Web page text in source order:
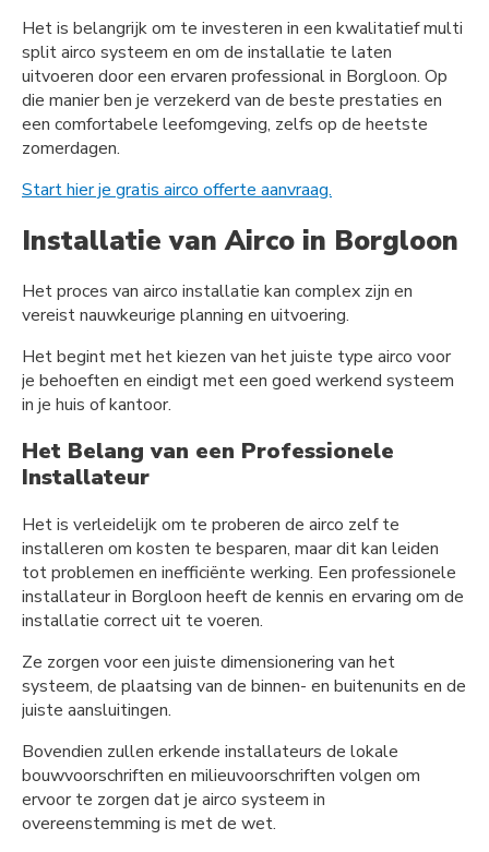
Het is belangrijk om te investeren in een kwalitatief multi
split airco systeem en om de installatie te laten
uitvoeren door een ervaren professional in Borgloon. Op
die manier ben je verzekerd van de beste prestaties en
een comfortabele leefomgeving, zelfs op de heetste
zomerdagen.
Start hier je gratis airco offerte aanvraag.
Installatie van Airco in Borgloon
Het proces van airco installatie kan complex zijn en
vereist nauwkeurige planning en uitvoering.
Het begint met het kiezen van het juiste type airco voor
je behoeften en eindigt met een goed werkend systeem
in je huis of kantoor.
Het Belang van een Professionele
Installateur
Het is verleidelijk om te proberen de airco zelf te
installeren om kosten te besparen, maar dit kan leiden
tot problemen en inefficiënte werking. Een professionele
installateur in Borgloon heeft de kennis en ervaring om de
installatie correct uit te voeren.
Ze zorgen voor een juiste dimensionering van het
systeem, de plaatsing van de binnen- en buitenunits en de
juiste aansluitingen.
Bovendien zullen erkende installateurs de lokale
bouwvoorschriften en milieuvoorschriften volgen om
ervoor te zorgen dat je airco systeem in
overeenstemming is met de wet.